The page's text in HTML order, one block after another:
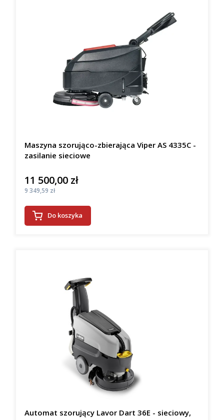
Maszyna szorująco-zbierająca Viper AS 4335C -
zasilanie sieciowe
Cena
11 500,00 zł
Cena
9 349,59 zł
Do koszyka
Automat szorujący Lavor Dart 36E - sieciowy,